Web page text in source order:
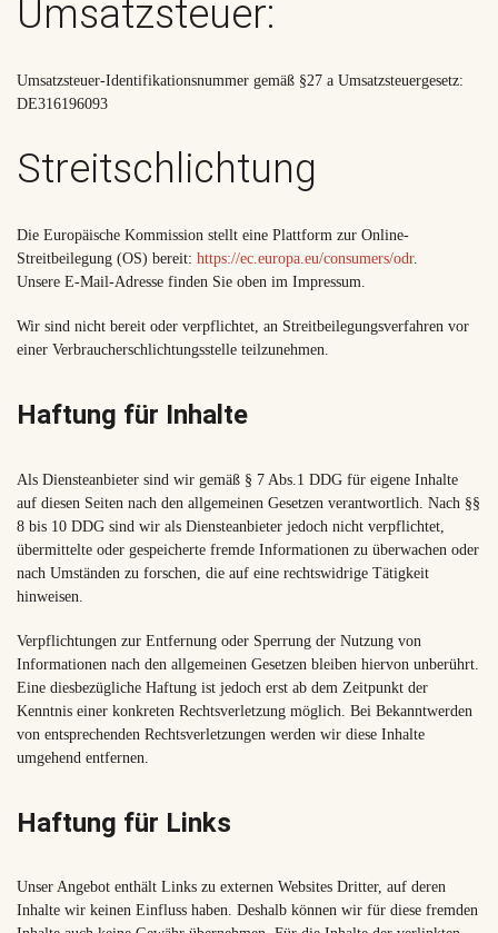
Umsatzsteuer:
Umsatzsteuer-Identifikationsnummer gemäß §27 a Umsatzsteuergesetz:
DE316196093
Streitschlichtung
Die Europäische Kommission stellt eine Plattform zur Online-
Streitbeilegung (OS) bereit: https://ec.europa.eu/consumers/odr.
Unsere E-Mail-Adresse finden Sie oben im Impressum.
Wir sind nicht bereit oder verpflichtet, an Streitbeilegungsverfahren vor
einer Verbraucherschlichtungsstelle teilzunehmen.
Haftung für Inhalte
Als Diensteanbieter sind wir gemäß § 7 Abs.1 DDG für eigene Inhalte
auf diesen Seiten nach den allgemeinen Gesetzen verantwortlich. Nach §§
8 bis 10 DDG sind wir als Diensteanbieter jedoch nicht verpflichtet,
übermittelte oder gespeicherte fremde Informationen zu überwachen oder
nach Umständen zu forschen, die auf eine rechtswidrige Tätigkeit
hinweisen.
Verpflichtungen zur Entfernung oder Sperrung der Nutzung von
Informationen nach den allgemeinen Gesetzen bleiben hiervon unberührt.
Eine diesbezügliche Haftung ist jedoch erst ab dem Zeitpunkt der
Kenntnis einer konkreten Rechtsverletzung möglich. Bei Bekanntwerden
von entsprechenden Rechtsverletzungen werden wir diese Inhalte
umgehend entfernen.
Haftung für Links
Unser Angebot enthält Links zu externen Websites Dritter, auf deren
Inhalte wir keinen Einfluss haben. Deshalb können wir für diese fremden